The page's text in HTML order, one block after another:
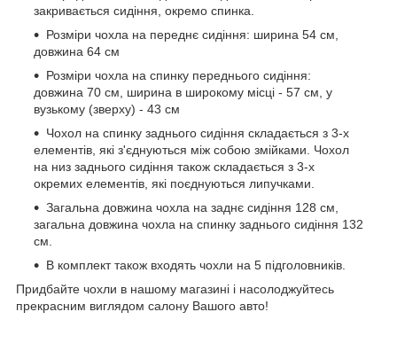
закривається сидіння, окремо спинка.
Розміри чохла на переднє сидіння: ширина 54 см,
довжина 64 см
Розміри чохла на спинку переднього сидіння:
довжина 70 см, ширина в широкому місці - 57 см, у
вузькому (зверху) - 43 см
Чохол на спинку заднього сидіння складається з 3-х
елементів, які з'єднуються між собою змійками. Чохол
на низ заднього сидіння також складається з 3-х
окремих елементів, які поєднуються липучками.
Загальна довжина чохла на заднє сидіння 128 см,
загальна довжина чохла на спинку заднього сидіння 132
см.
В комплект також входять чохли на 5 підголовників.
Придбайте чохли в нашому магазині і насолоджуйтесь
прекрасним виглядом салону Вашого авто!